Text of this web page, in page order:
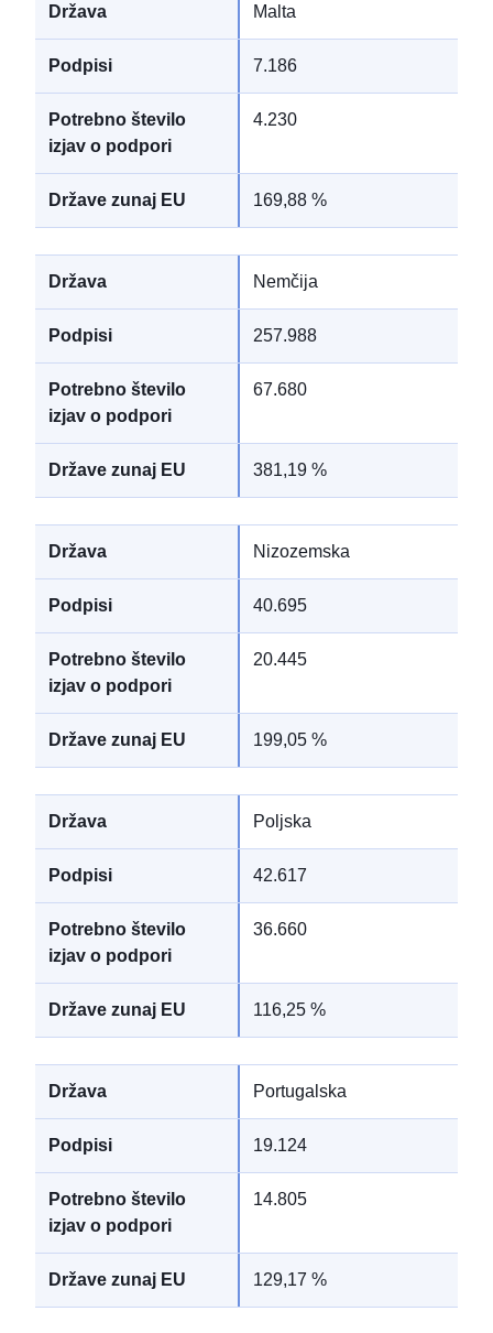
Malta
7.186
4.230
169,88 %
Nemčija
257.988
67.680
381,19 %
Nizozemska
40.695
20.445
199,05 %
Poljska
42.617
36.660
116,25 %
Portugalska
19.124
14.805
129,17 %